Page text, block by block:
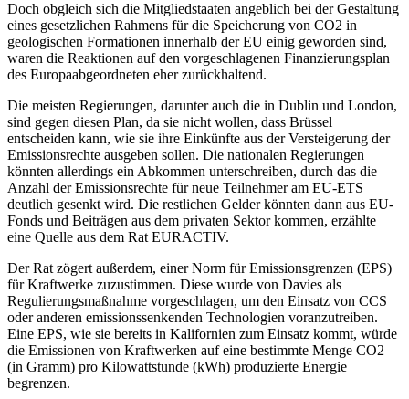
Doch obgleich sich die Mitgliedstaaten angeblich bei der Gestaltung
eines gesetzlichen Rahmens für die Speicherung von CO2 in
geologischen Formationen innerhalb der EU einig geworden sind,
waren die Reaktionen auf den vorgeschlagenen Finanzierungsplan
des Europaabgeordneten eher zurückhaltend.
Die meisten Regierungen, darunter auch die in Dublin und London,
sind gegen diesen Plan, da sie nicht wollen, dass Brüssel
entscheiden kann, wie sie ihre Einkünfte aus der Versteigerung der
Emissionsrechte ausgeben sollen. Die nationalen Regierungen
könnten allerdings ein Abkommen unterschreiben, durch das die
Anzahl der Emissionsrechte für neue Teilnehmer am EU-ETS
deutlich gesenkt wird. Die restlichen Gelder könnten dann aus EU-
Fonds und Beiträgen aus dem privaten Sektor kommen, erzählte
eine Quelle aus dem Rat EURACTIV.
Der Rat zögert außerdem, einer Norm für Emissionsgrenzen (EPS)
für Kraftwerke zuzustimmen. Diese wurde von Davies als
Regulierungsmaßnahme vorgeschlagen, um den Einsatz von CCS
oder anderen emissionssenkenden Technologien voranzutreiben.
Eine EPS, wie sie bereits in Kalifornien zum Einsatz kommt, würde
die Emissionen von Kraftwerken auf eine bestimmte Menge CO2
(in Gramm) pro Kilowattstunde (kWh) produzierte Energie
begrenzen.